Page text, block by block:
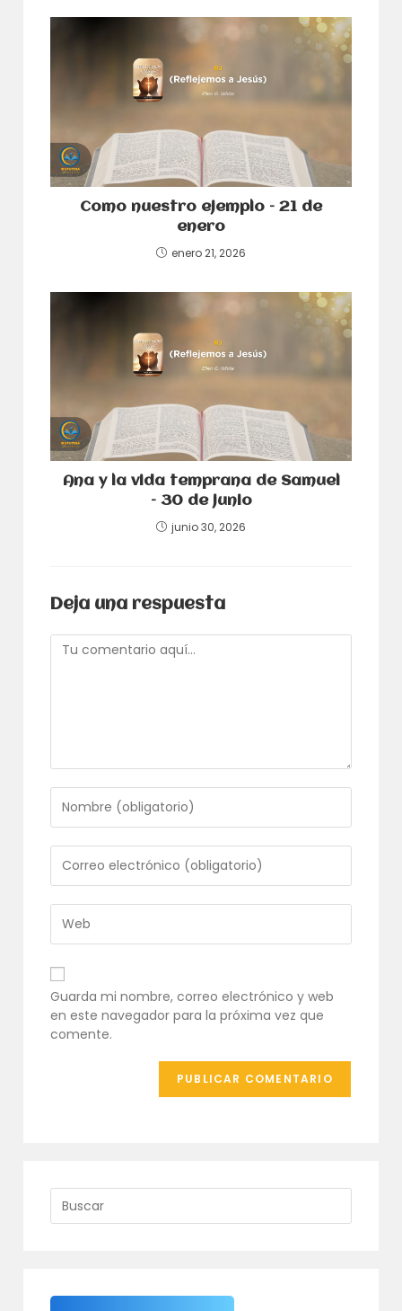
Como nuestro ejemplo – 21 de
enero
enero 21, 2026
Ana y la vida temprana de Samuel
– 30 de junio
junio 30, 2026
Deja una respuesta
Comentario
tu
nombre
o
nombre
de
usuario
para
comentar
tu
dirección
de
correo
electrónico
para
comentar
URL
de
tu
web
(opcional)
Guarda mi nombre, correo electrónico y web
en este navegador para la próxima vez que
comente.